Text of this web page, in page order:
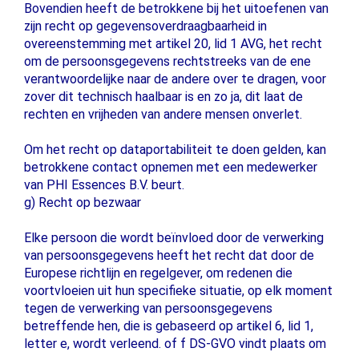
Bovendien heeft de betrokkene bij het uitoefenen van
zijn recht op gegevensoverdraagbaarheid in
overeenstemming met artikel 20, lid 1 AVG, het recht
om de persoonsgegevens rechtstreeks van de ene
verantwoordelijke naar de andere over te dragen, voor
zover dit technisch haalbaar is en zo ja, dit laat de
rechten en vrijheden van andere mensen onverlet.
Om het recht op dataportabiliteit te doen gelden, kan
betrokkene contact opnemen met een medewerker
van PHI Essences B.V. beurt.
g) Recht op bezwaar
Elke persoon die wordt beïnvloed door de verwerking
van persoonsgegevens heeft het recht dat door de
Europese richtlijn en regelgever, om redenen die
voortvloeien uit hun specifieke situatie, op elk moment
tegen de verwerking van persoonsgegevens
betreffende hen, die is gebaseerd op artikel 6, lid 1,
letter e, wordt verleend. of f DS-GVO vindt plaats om